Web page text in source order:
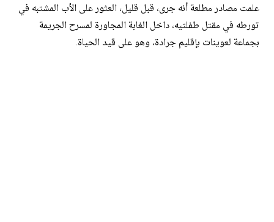
علمت مصادر مطلعة أنه جرى، قبل قليل، العثور على الأب المشتبه في
تورطه في مقتل طفلتيه، داخل الغابة المجاورة لمسرح الجريمة
بجماعة لعوينات بإقليم جرادة، وهو على قيد الحياة.